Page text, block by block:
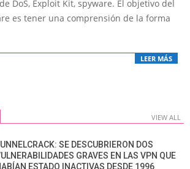
DoS, Exploit Kit, spyware. El objetivo del
es tener una comprensión de la forma
LEER MÁS
VIEW ALL
SE DESCUBRIERON DOS
GRAVES EN LAS VPN QUE
ESTADO INACTIVAS DESDE 1996